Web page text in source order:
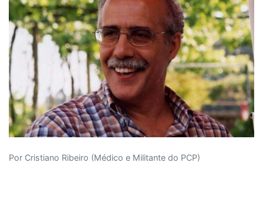
Por Cristiano Ribeiro (Médico e Militante do PCP)